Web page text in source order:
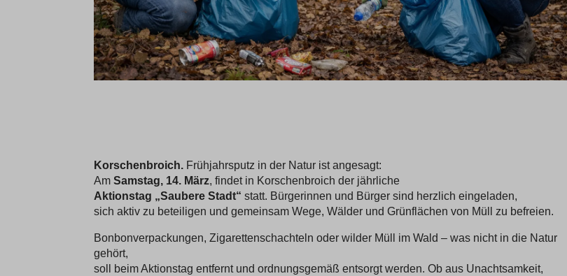
Korschenbroich. Frühjahrsputz in der Natur ist angesagt:
AmSamstag, 14. März, findet in Korschenbroich der jährliche
Aktionstag „Saubere Stadt“ statt. Bürgerinnen und Bürger sind herzlich eingeladen,
sich aktiv zu beteiligen und gemeinsam Wege, Wälder und Grünflächen von Müll zu befreien.
Bonbonverpackungen, Zigarettenschachteln oder wilder Müll im Wald – was nicht in die Natur
gehört,
soll beim Aktionstag entfernt und ordnungsgemäß entsorgt werden. Ob aus Unachtsamkeit,